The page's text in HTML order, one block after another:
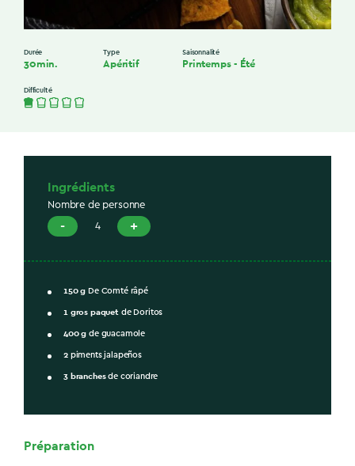
Durée
30min.
Type
Apéritif
Saisonnalité
Printemps- Été
Difficulté
Ingrédients
Nombre de personne
- 4 +
150g De Comté râpé
1 gros paquet de Doritos
400g de guacamole
2 piments jalapeños
3branches de coriandre
Préparation